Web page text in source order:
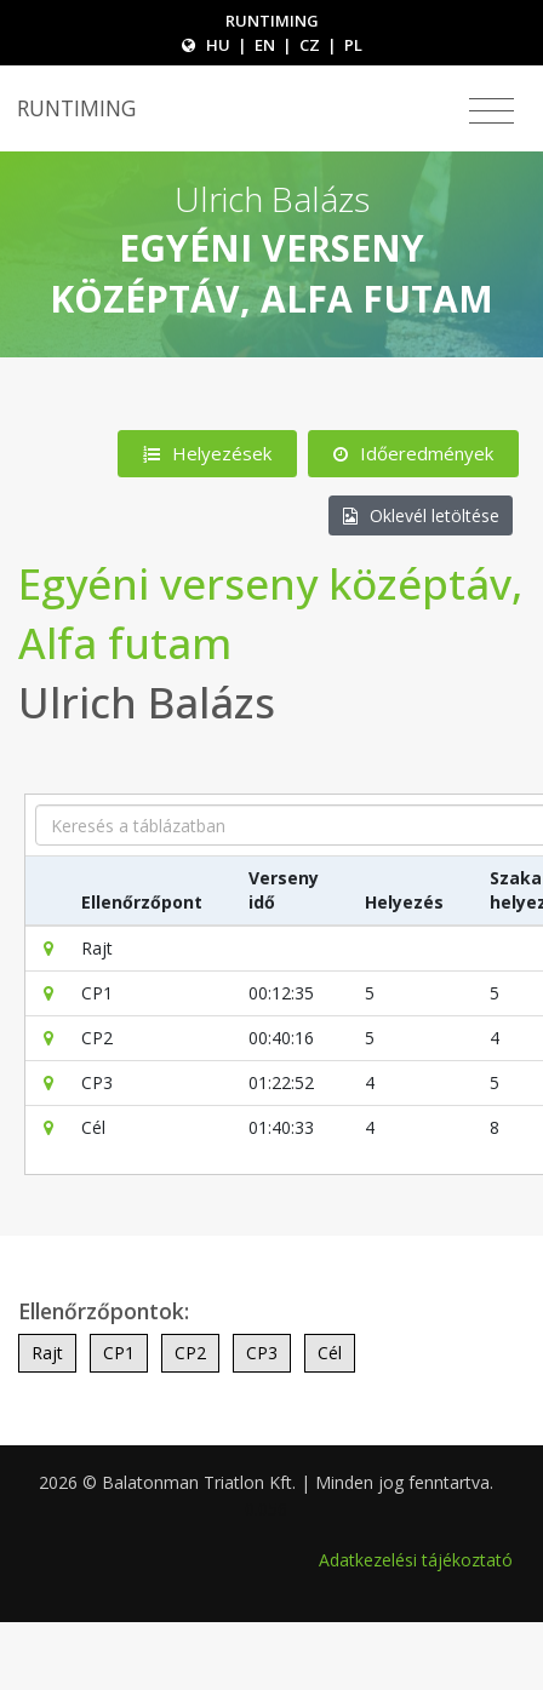
RUNTIMING
HU | EN | CZ | PL
RUNTIMING
Ulrich Balázs
EGYÉNI VERSENY
KÖZÉPTÁV, ALFA FUTAM
Helyezések Időeredmények
Oklevél letöltése
Egyéni verseny középtáv,
Alfa futam
Ulrich Balázs
Search
Ellenőrzőpont
Verseny
idő
Helyezés
Rajt
CP1
00:12:35 5
5
CP2
00:40:16 5
4
CP3
01:22:52 4
5
Cél
01:40:33 4 8
Ellenőrzőpontok:
Rajt CP1 CP2 CP3 Cél
2026 © Balatonman Triatlon Kft. | Minden jog fenntartva.
Adatkezelési tájékoztató